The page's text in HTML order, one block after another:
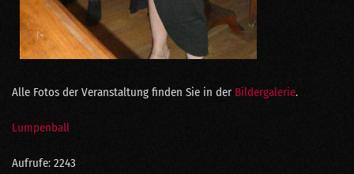
Alle Fotos der Veranstaltung finden Sie in der Bildergalerie.
Lumpenball
Aufrufe: 2243